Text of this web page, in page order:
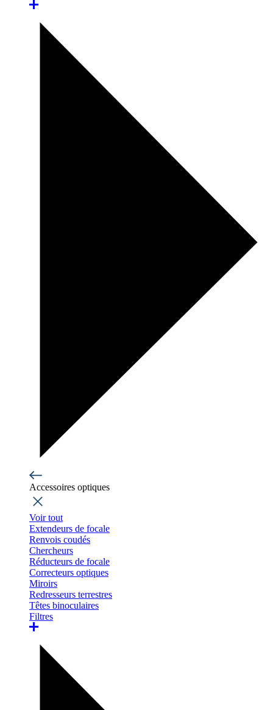
Accessoires optiques
Voir tout
Extendeurs de focale
Renvois coudés
Chercheurs
Réducteurs de focale
Correcteurs optiques
Miroirs
Redresseurs terrestres
Têtes binoculaires
Filtres